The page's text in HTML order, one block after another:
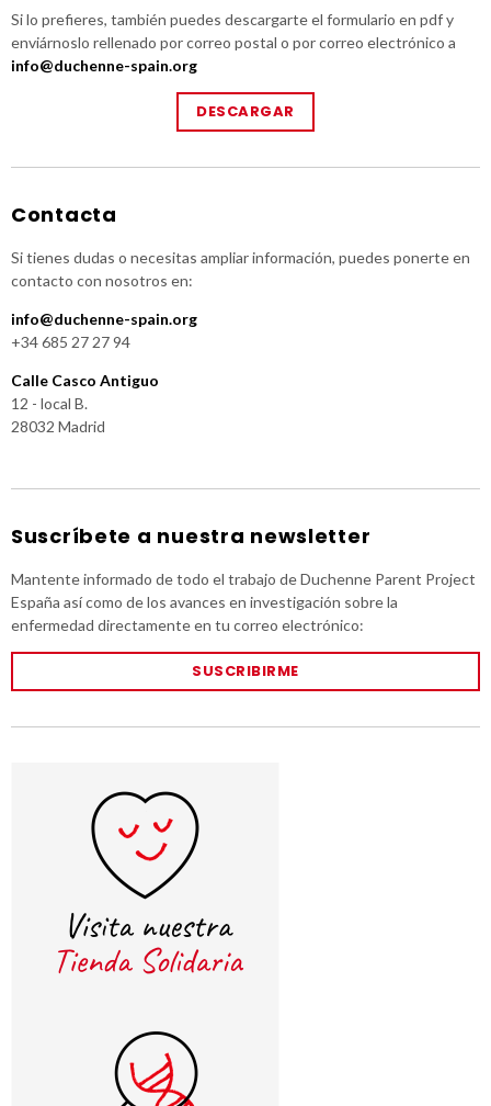
Si lo prefieres, también puedes descargarte el formulario en pdf y
enviárnoslo rellenado por correo postal o por correo electrónico a
info@duchenne-spain.org
DESCARGAR
Contacta
Si tienes dudas o necesitas ampliar información, puedes ponerte en
contacto con nosotros en:
info@duchenne-spain.org
+34 685 27 27 94
Calle Casco Antiguo
12 - local B.
28032 Madrid
Suscríbete a nuestra newsletter
Mantente informado de todo el trabajo de Duchenne Parent Project
España así como de los avances en investigación sobre la
enfermedad directamente en tu correo electrónico:
SUSCRIBIRME